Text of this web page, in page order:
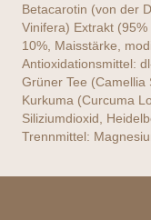
Betacarotin (von der
Vinifera) Extrakt
10%, Maisstärke,
Antioxidationsmittel:
Grüner Tee (Camellia
Kurkuma (Curcuma
Siliziumdioxid,
Trennmittel: